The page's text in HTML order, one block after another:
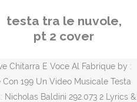
testa tra le nuvole,
pt 2 cover
Chitarra E Voce Al Fabrique by :
199 Un Video Musicale Testa
Baldini 292.073 2 Lyrics &